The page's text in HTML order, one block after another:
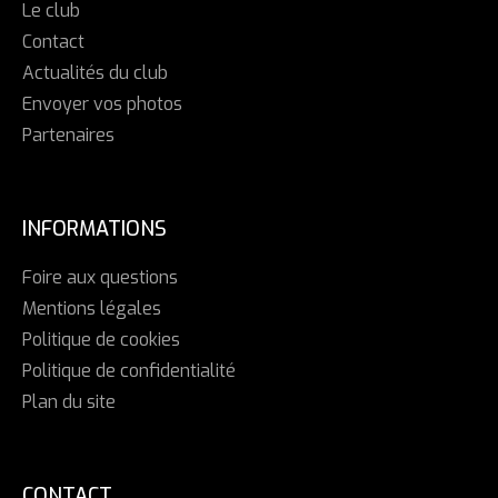
Le club
Contact
Actualités du club
Envoyer vos photos
Partenaires
INFORMATIONS
Foire aux questions
Mentions légales
Politique de cookies
Politique de confidentialité
Plan du site